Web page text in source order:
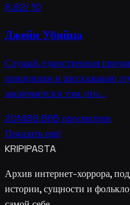
8.82/ 10
Джейн Убийца
Слушай, единственная
принципам и рассказываю
заключается в том, что…
201489,865 просмотров
Показать ещё
KRIPIPASTA
Архив интернет-хоррора,
истории, сущности и